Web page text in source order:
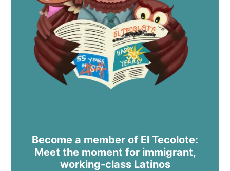
Become a member of El Tecolote:
Meet the moment for immigrant,
working-class Latinos